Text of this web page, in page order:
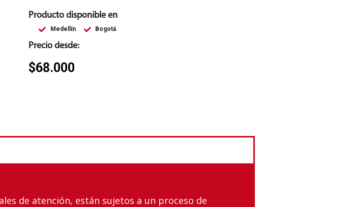
Producto disponible en
Medellín Bogotá
Precio desde:
$68.000
de atención, están sujetos a un proceso de